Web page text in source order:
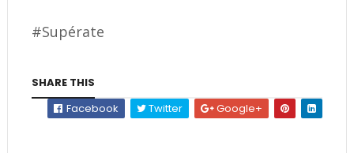
#Supérate
SHARE THIS
Facebook
Twitter Google+